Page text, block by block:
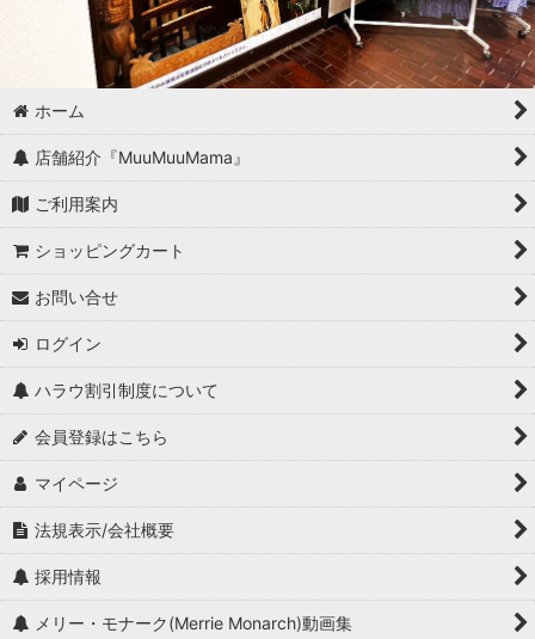
ホーム
店舗紹介『MuuMuuMama』
ご利用案内
ショッピングカート
お問い合せ
ログイン
ハラウ割引制度について
会員登録はこちら
マイページ
法規表示/会社概要
採用情報
メリー・モナーク(Merrie Monarch)動画集